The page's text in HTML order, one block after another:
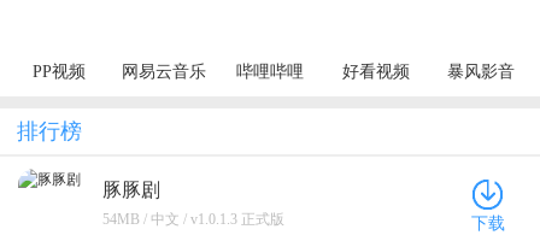
PP视频 网易云音乐 哔哩哔哩 好看视频 暴风影音
排行榜
豚豚剧
54MB / 中文 / v1.0.1.3 正式版 下载